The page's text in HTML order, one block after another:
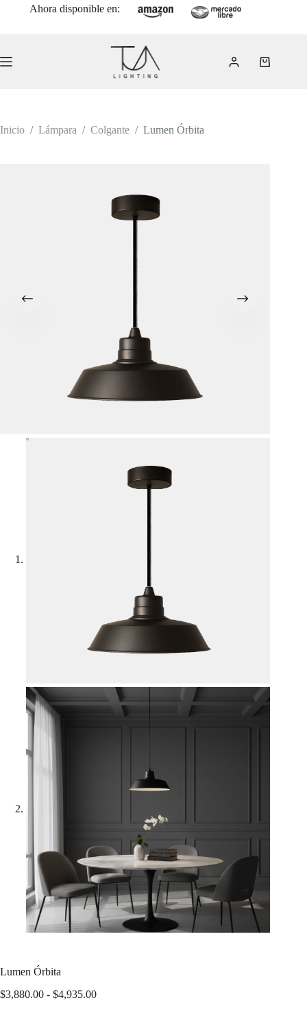
Ahora disponible en:
Carro
Inicio / Lámpara / Colgante / Lumen Órbita
Lumen Órbita
$3,880.00 - $4,935.00Rango